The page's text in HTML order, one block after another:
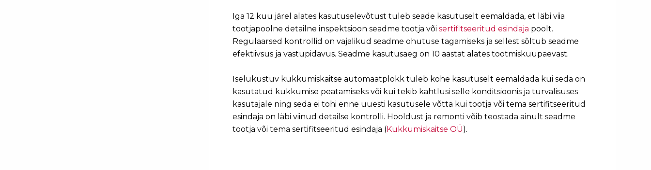
Iga 12 kuu järel alates kasutuselevõtust tuleb seade kasutuselt eemaldada, et läbi viia
tootjapoolne detailne inspektsioon seadme tootja või sertifitseeritud esindaja poolt.
Regulaarsed kontrollid on vajalikud seadme ohutuse tagamiseks ja sellest sõltub seadme
efektiivsus ja vastupidavus. Seadme kasutusaeg on 10 aastat alates tootmiskuupäevast.
Iselukustuv kukkumiskaitse automaatplokk tuleb kohe kasutuselt eemaldada kui seda on
kasutatud kukkumise peatamiseks või kui tekib kahtlusi selle konditsioonis ja turvalisuses
kasutajale ning seda ei tohi enne uuesti kasutusele võtta kui tootja või tema sertifitseeritud
esindaja on läbi viinud detailse kontrolli. Hooldust ja remonti võib teostada ainult seadme
tootja või tema sertifitseeritud esindaja (Kukkumiskaitse OÜ).